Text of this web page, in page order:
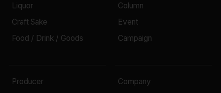
Liquor
Craft Sake
Food / Drink / Goods
Column
Event
Campaign
Producer
Company